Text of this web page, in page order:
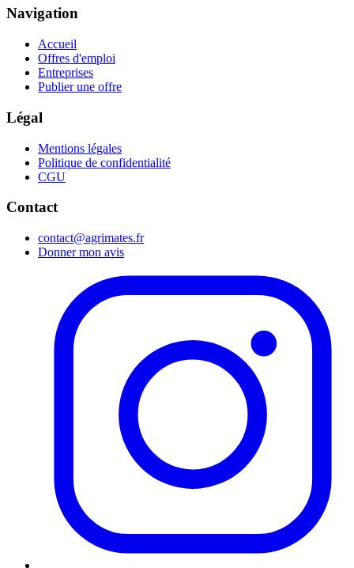
Navigation
Accueil
Offres d'emploi
Entreprises
Publier une offre
Légal
Mentions légales
Politique de confidentialité
CGU
Contact
contact@agrimates.fr
Donner mon avis